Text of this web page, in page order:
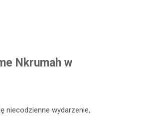
Nkrumah w
niecodzienne wydarzenie,